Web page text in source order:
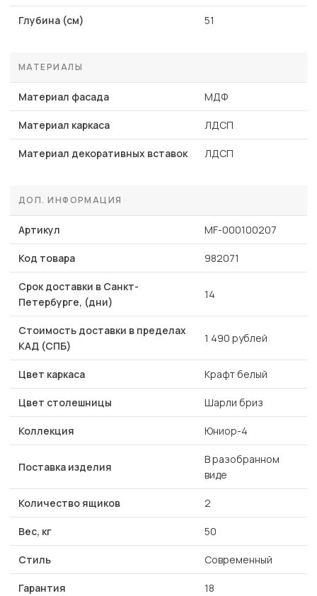
Глубина (см) 51
МАТЕРИАЛЫ
Материал фасада МДФ
Материал каркаса ЛДСП
Материал декоративных вставок ЛДСП
ДОП. ИНФОРМАЦИЯ
Артикул MF-000100207
Код товара 982071
Срок доставки в Санкт-
Петербурге, (дни)
14
Стоимость доставки в пределах
КАД (СПБ)
1 490 рублей
Цвет каркаса Крафт белый
Цвет столешницы Шарли бриз
Коллекция Юниор-4
Поставка изделия
В разобранном
виде
Количество ящиков 2
Вес, кг 50
Стиль Современный
Гарантия 18